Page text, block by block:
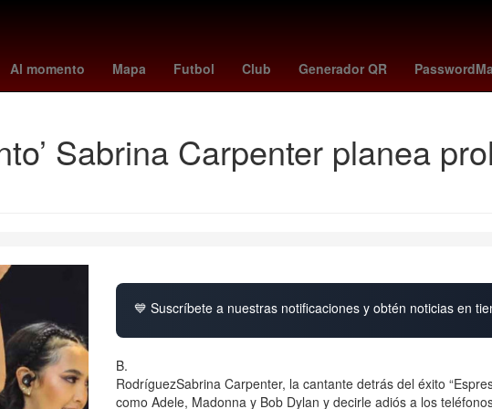
Al momento Mapa Futbol Club Generador QR
Jorge Rodríguez américa - cruz azul tudn en vivo necaxa vs pumas femenil
Sabrina Carpenter planea
💙 Suscríbete a nuestras notificaciones y obtén noticias en
B.
RodríguezSabrina Carpenter, la cantante detrás del éxito
como Adele, Madonna y Bob Dylan y decirle adiós a los